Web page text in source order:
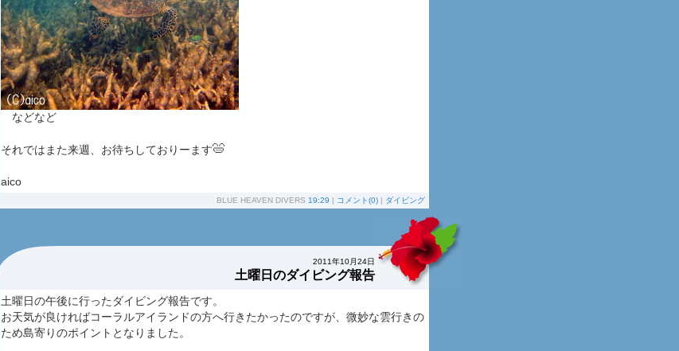
などなど
それではまた来週、お待ちしておりーます
aico
BLUE HEAVEN DIVERS 19:29 | コメント(0) | ダイビング
2011年10月24日
土曜日のダイビング報告
土曜日の午後に行ったダイビング報告です。
お天気が良ければコーラルアイランドの方へ行きたかったのですが、微妙な雲行きの
ため島寄りのポイントとなりました。